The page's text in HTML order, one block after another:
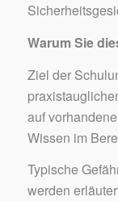
Warum Sie
Ziel der
auf
Wissen im
Typische
werden